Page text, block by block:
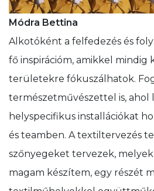
Módra Bettina
Alkotóként a felfedezés és
fő inspirációm, amikkel mindig
területekre fókuszálhatok.
természetművészettel is, ahol
helyspecifikus installációkat
és teamben. A textiltervezés
szőnyegeket tervezek,
magam készítem, egy részét